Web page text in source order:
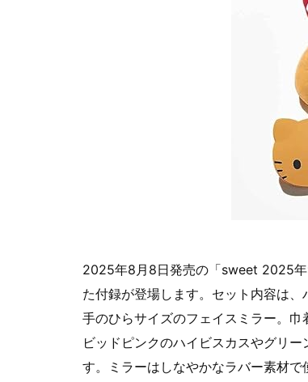
2025年8月8日発売の「sweet 2025年
た付録が登場します。セット内容は、
手のひらサイズのフェイスミラー。
ビッドピンクのハイビスカスやグリ
す。ミラーはしなやかなラバー素材